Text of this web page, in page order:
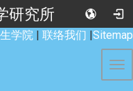
研究所
学院 | 联络我们 |Sitemap